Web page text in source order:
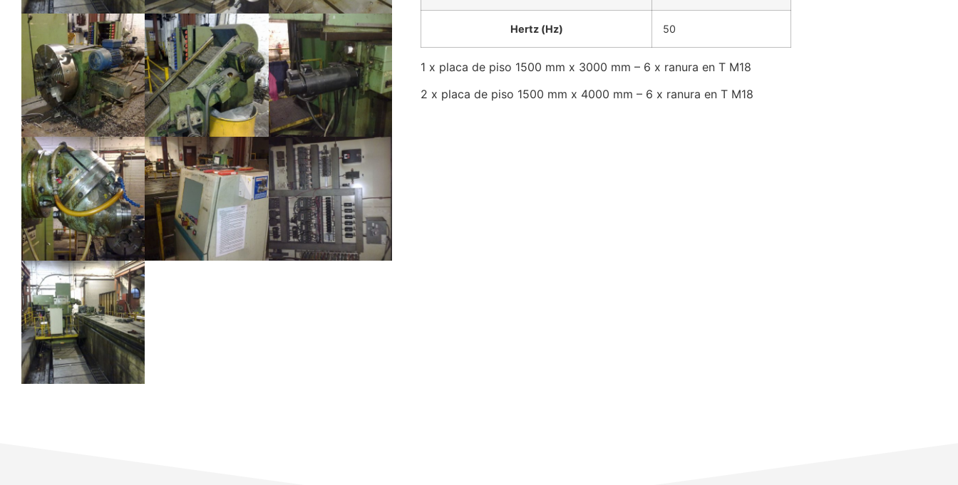
Hertz (Hz) 50
1 x placa de piso 1500 mm x 3000 mm – 6 x ranura en T M18
2 x placa de piso 1500 mm x 4000 mm – 6 x ranura en T M18